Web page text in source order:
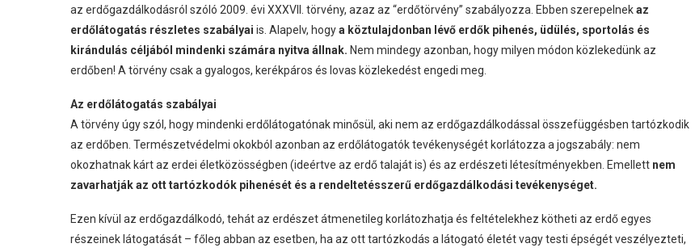
az erdőgazdálkodásról szóló 2009. évi XXXVII. törvény, azaz az “erdőtörvény” szabályozza. Ebben szerepelnekaz
erdőlátogatás részletes szabályai is. Alapelv, hogya köztulajdonban lévő erdők pihenés, üdülés, sportolás és
kirándulás céljából mindenki számára nyitva állnak. Nem mindegy azonban, hogy milyen módon közlekedünk az
erdőben! A törvény csak a gyalogos, kerékpáros és lovas közlekedést engedi meg.
Az erdőlátogatás szabályai
A törvény úgy szól, hogy mindenki erdőlátogatónak minősül, aki nem az erdőgazdálkodással összefüggésben tartózkodik
az erdőben. Természetvédelmi okokból azonban az erdőlátogatók tevékenységét korlátozza a jogszabály: nem
okozhatnak kárt az erdei életközösségben (ideértve az erdő talaját is) és az erdészeti létesítményekben. Emellett nem
zavarhatják az ott tartózkodók pihenését és a rendeltetésszerű erdőgazdálkodási tevékenységet.
Ezen kívül az erdőgazdálkodó, tehát az erdészet átmenetileg korlátozhatja és feltételekhez kötheti az erdő egyes
részeinek látogatását – főleg abban az esetben, ha az ott tartózkodás a látogató életét vagy testi épségét veszélyezteti,